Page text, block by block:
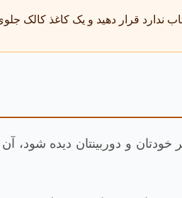
ندارد قرار دهید و یک کاغذ کالک
خودتان و دوربینتان